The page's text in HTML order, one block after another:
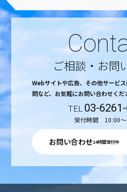
ご相談・お問
Webサイトや広告、その他サービ
問など、 お気軽にお問い合わせくだ
03-
受付時間 10:00
お問い合わせ24時間受付中